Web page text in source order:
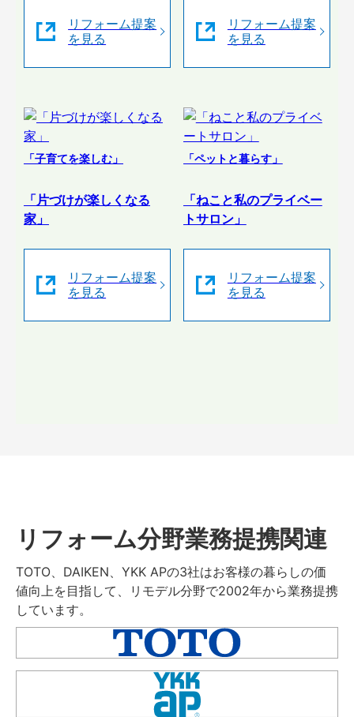
リフォーム提案
を見る
リフォーム提案
を見る
「子育てを楽しむ」
「片づけが楽しくなる
家」
リフォーム提案
を見る
「ペットと暮らす」
「ねこと私のプライベー
トサロン」
リフォーム提案
を見る
リフォーム分野業務提携関連
TOTO、DAIKEN、YKK APの3社はお客様の暮らしの価
値向上を目指して、リモデル分野で2002年から業務提携
しています。